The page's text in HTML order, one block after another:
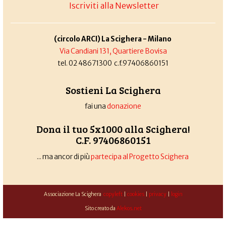
Iscriviti alla Newsletter
(circolo ARCI) La Scighera - Milano
Via Candiani 131, Quartiere Bovisa
tel. 02 48671300 c.f.97406860151
Sostieni La Scighera
fai unadonazione
Dona il tuo 5x1000 alla Scighera!
C.F. 97406860151
... ma ancor di piùpartecipa al Progetto Scighera
Associazione La Scighera copyleft| cookies| privacy| login
Sito creato da Alekos.net